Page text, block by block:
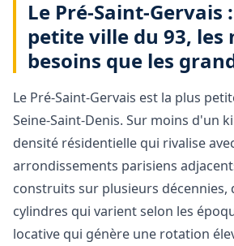
Le Pré-Saint-Gervais
petite ville du 93, les
besoins que les
Le Pré-Saint-Gervais est la plus
Seine-Saint-Denis. Sur moins d'un
densité résidentielle qui rivalise
arrondissements parisiens
construits sur plusieurs décennies,
cylindres qui varient selon les
locative qui génère une rotation